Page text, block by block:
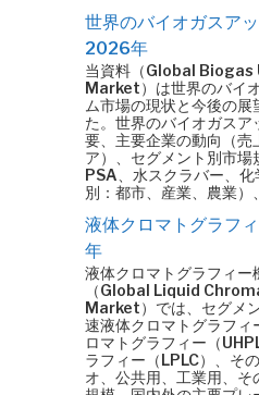
世界のバイオガスア
2026年
当資料（Global
Market）は世界のバイ
ム市場の現状と今後の
た。世界のバイオガス
要、主要企業の動向（売
ア）、セグメント別市場
PSA、水スクラバー、
別：都市、産業、農業
液体クロマトグラフ
年
液体クロマトグラフィー
（Global Liquid
Market）では、セグメ
速液体クロマトグラフィ
ロマトグラフィー（
ラフィー（LPLC）、そ
オ、公共用、工業用、